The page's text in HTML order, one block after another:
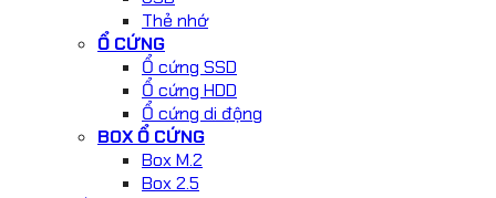
Thẻ nhớ
Ổ CỨNG
Ổ cứng SSD
Ổ cứng HDD
Ổ cứng di động
BOX Ổ CỨNG
Box M.2
Box 2.5